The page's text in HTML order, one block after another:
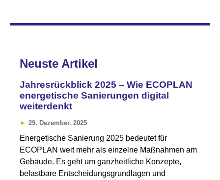
Neuste Artikel
Jahresrückblick 2025 – Wie ECOPLAN
energetische Sanierungen digital
weiterdenkt
29. Dezember. 2025
Energetische Sanierung 2025 bedeutet für
ECOPLAN weit mehr als einzelne Maßnahmen am
Gebäude. Es geht um ganzheitliche Konzepte,
belastbare Entscheidungsgrundlagen und